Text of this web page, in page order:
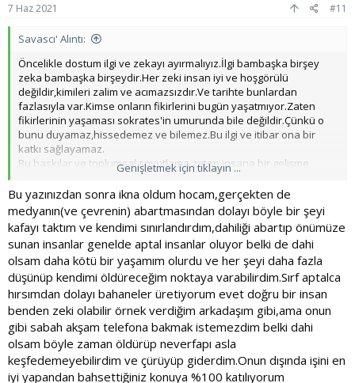
7 Haz 2021 #11
Savascı' Alıntı:
Öncelikle dostum ilgi ve zekayı ayırmalıyız.İlgi bambaşka birşey
zeka bambaşka birşeydir.Her zeki insan iyi ve hoşgörülü
değildir,kimileri zalim ve acımazsızdır.Ve tarihte bunlardan
fazlasıyla var.Kimse onların fikirlerini bugün yaşatmıyor.Zaten
fikirlerinin yaşaması sokrates'in umurunda bile değildir.Çünkü o
bunu duyamaz,hissedemez ve bilemez.Bu ilgi ve itibar ona bir
katkı sağlayamaz.
Bu baskılar ve toplumsal soyutlama zaten insana bir gelişme
ortamı yaratır.İşte bu izolasyon seni geliştiriyor.Hatta sende
dahiler gibi normal olanı reddediyorsun.Peki sen dahi olmadığını
nereden biliyorsun ? Nikola tesla,Pablo picasso,Sokrates
kendilerini sence dahi mi hissediyorlardı ? Hepimizin içinde biraz
narsisizm vardır.Kendimizi özel hissederiz. Fakat narsisizmin uç
kısımları tehlikelidir.Bunlar ben en muhteşemim ve en berbatım
uçlardır ve bu yüzden özel davranılmayı hakediyorumdur.Her
ikiside tehlikelidir. Eğer dahi dediklerim bir tanesi bile kendilerini
doğuştan özel hissetselerdi,bu denli gelişme
göstermeyeceklerdi.Onlar özel hissetmiyorlar.Onlar kendilerini
ilgilendikleri konularda kendilerini geliştirmeye kafayı taktıkları için
gelişiyorlar.Ve bu gelişmeye olan takıntılarıda yeterince iyi
olmadıkları düşencesinden öteri geliyor.Bu insanlar özel,büyük
olmadıklarını , sıradan ,ortalama olduklarını ama çok daha iyisini
yapabileceklerini anlamışlardır.
Genişletmek için tıklayın ...
Bu yazınızdan sonra ikna oldum hocam,gerçekten de
medyanın(ve çevrenin) abartmasından dolayı böyle bir şeyi
kafayı taktım ve kendimi sınırlandırdım,dahiliği abartıp önümüze
sunan insanlar genelde aptal insanlar oluyor belki de dahi
olsam daha kötü bir yaşamım olurdu ve her şeyi daha fazla
düşünüp kendimi öldüreceğim noktaya varabilirdim.Sırf aptalca
hırsımdan dolayı bahaneler üretiyorum evet doğru bir insan
benden zeki olabilir örnek verdiğim arkadaşım gibi,ama onun
gibi sabah akşam telefona bakmak istemezdim belki dahi
olsam böyle zaman öldürüp neverfapı asla
keşfedemeyebilirdim ve çürüyüp giderdim.Onun dışında işini en
iyi yapandan bahsettiğiniz konuya %100 katılıyorum